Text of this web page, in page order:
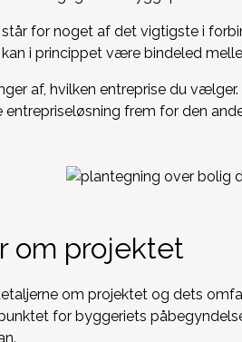
for noget af det vigtigste i
i princippet være bindeled
af, hvilken entreprise du
frem for den
om projektet
om projektet og dets
for byggeriets